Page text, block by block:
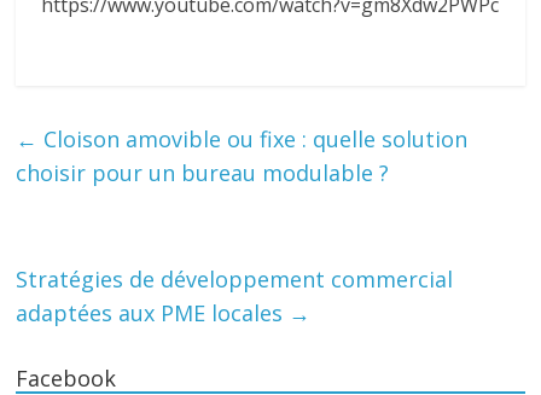
← Cloison amovible ou fixe : quelle solution
choisir pour un bureau modulable ?
Stratégies de développement commercial
adaptées aux PME locales →
Facebook